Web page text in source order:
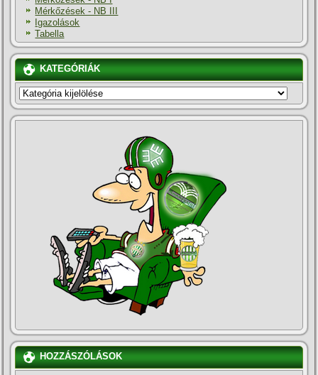
Mérkőzések - NB III
Igazolások
Tabella
KATEGÓRIÁK
KATEGÓRIÁK
HOZZÁSZÓLÁSOK